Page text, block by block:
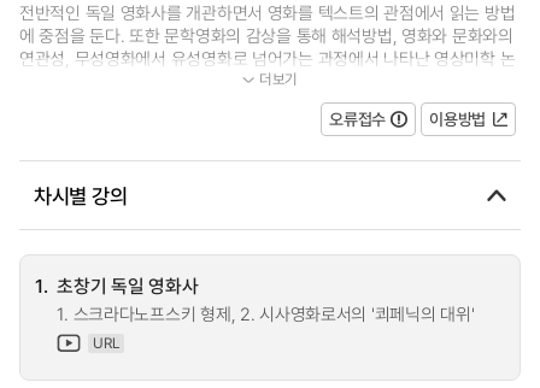
전반적인 독일 영화사를 개관하면서 영화를 텍스트의 관점에서 읽는 방법
에 중점을 둔다. 또한 문학영화의 감상을 통해 해석방법, 영화와 문화와의
연관성, 무성영화에서 유성영화로 넘어가는 과정에서 나타난 영상미학 논
쟁도 함께 아울러 고찰한다. 모더... 더보기
오류접수 이용방법
차시별 강의
1. 초창기 독일 영화사
1. 스크라다노프스키 형제, 2. 시사영화로서의 '쾨페닉의 대위'
URL